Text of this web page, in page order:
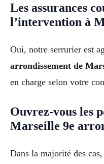
Les assurances
l’intervention à
Oui, notre serrurier est
arrondissement de
en charge selon votre
Ouvrez-vous les
Marseille 9e
Dans la majorité des